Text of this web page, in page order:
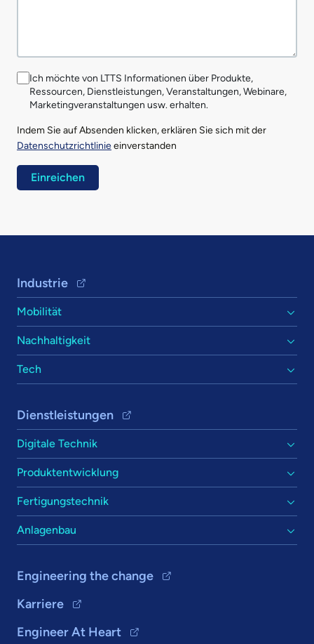
Ich möchte von LTTS Informationen über Produkte,
Ressourcen, Dienstleistungen, Veranstaltungen, Webinare,
Marketingveranstaltungen usw. erhalten.
Indem Sie auf Absenden klicken, erklären Sie sich mit der
Datenschutzrichtlinieeinverstanden
Footer Navigation
Industrie
Mobilität
Nachhaltigkeit
Tech
Dienstleistungen
Digitale Technik
Produktentwicklung
Fertigungstechnik
Anlagenbau
Engineering the change
Karriere
Engineer At Heart